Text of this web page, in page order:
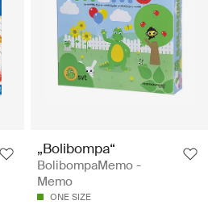
„Bolibompa“
BolibompaMemo -
Memo
ONE SIZE